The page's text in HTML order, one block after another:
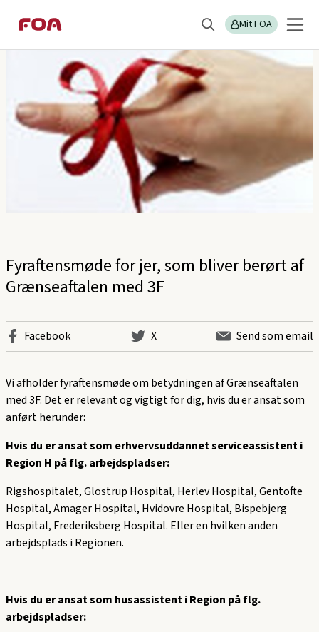
til
hovedindhold
til
hovedmenu
Søg Mit FOA
menu
FOA/KLS
Fyraftensmøde for jer, som bliver berørt af
Grænseaftalen med 3F
Facebook X Send som email
Vi afholder fyraftensmøde om betydningen af Grænseaftalen
med 3F. Det er relevant og vigtigt for dig, hvis du er ansat som
anført herunder:
Hvis du er ansat som erhvervsuddannet serviceassistent i
Region H på flg. arbejdspladser:
Rigshospitalet, Glostrup Hospital, Herlev Hospital, Gentofte
Hospital, Amager Hospital, Hvidovre Hospital, Bispebjerg
Hospital, Frederiksberg Hospital. Eller en hvilken anden
arbejdsplads i Regionen.
Hvis du er ansat som husassistent i Region på flg.
arbejdspladser: